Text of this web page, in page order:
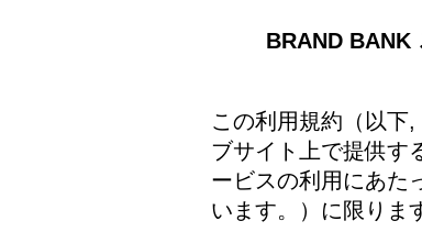
​BRAND BANK
この利用規約（以下
ブサイト上で提供す
ービスの利用にあた
います。）に限りま